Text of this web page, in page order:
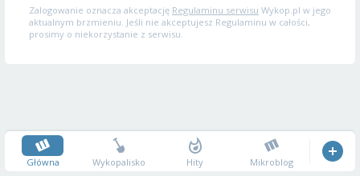
Zalogowanie oznacza akceptację Regulaminu serwisu Wykop.pl w jego
aktualnym brzmieniu. Jeśli nie akceptujesz Regulaminu w całości,
prosimy o niekorzystanie z serwisu.
Główna Wykopalisko Hity Mikroblog